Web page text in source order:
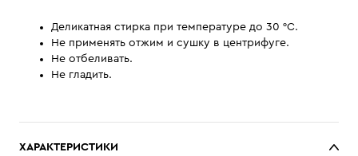
Деликатная стирка при температуре до 30 °С.
Не применять отжим и сушку в центрифуге.
Не отбеливать.
Не гладить.
ХАРАКТЕРИСТИКИ